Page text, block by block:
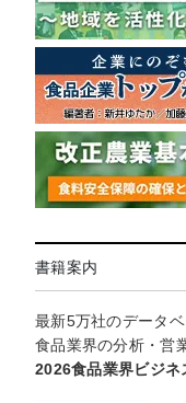
書籍案内
最新5万社のデータベ
食品業界の分析・営
2026食品業界ビジネ